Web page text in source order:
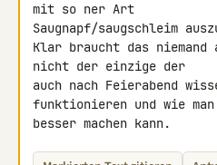
mit so ner Art
Saugnapf/saugschleim
Klar braucht das
nicht der einzige der
auch nach Feierabend
funktionieren und wie
besser machen kann.